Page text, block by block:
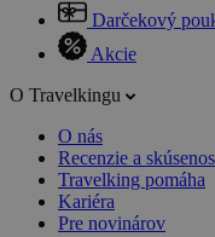
Darčekový
Akcie
O Travelkingu
O nás
Recenzie a
Travelking pomáha
Kariéra
Pre novinárov